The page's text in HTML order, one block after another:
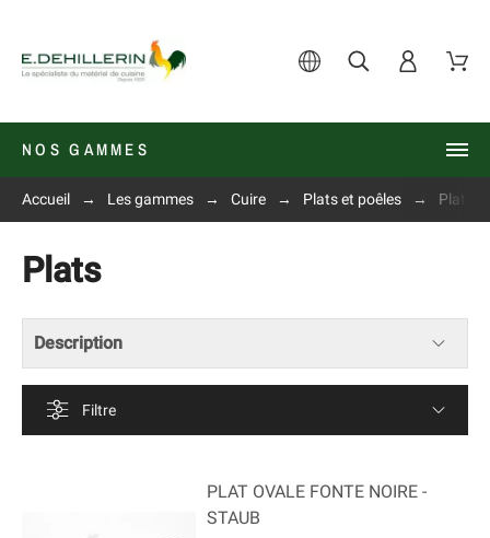
NOS GAMMES
Accueil Les gammes Cuire Plats et poêles Plats
Plats
Description
Filtre
PLAT OVALE FONTE NOIRE -
STAUB